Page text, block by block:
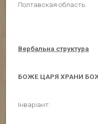
Полтавская область.
Вербальна структура
БОЖЕ ЦАРЯ ХРАНИ
Інваріант: